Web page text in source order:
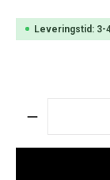
Leveringstid: 3-
Product